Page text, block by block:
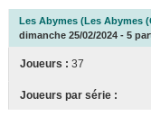
Les Abymes (Les Abymes
dimanche 25/02/2024 - 5
Joueurs : 37
Joueurs par série :